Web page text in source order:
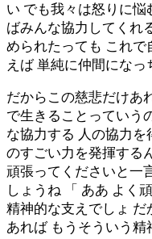
い でも我々は怒りに
ばみんな協力してくれ
められたっても これで
えば 単純に仲間になっ
だからこの慈悲だけあ
で生きることっていう
な協力する 人の協力を
のすごい力を発揮する
頑張ってくださいと一
しょうね 「 ああ よく
精神的な支えでしょ だ
あれば もうそういう